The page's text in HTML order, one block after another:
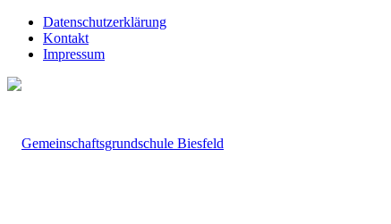
Datenschutzerklärung
Kontakt
Impressum